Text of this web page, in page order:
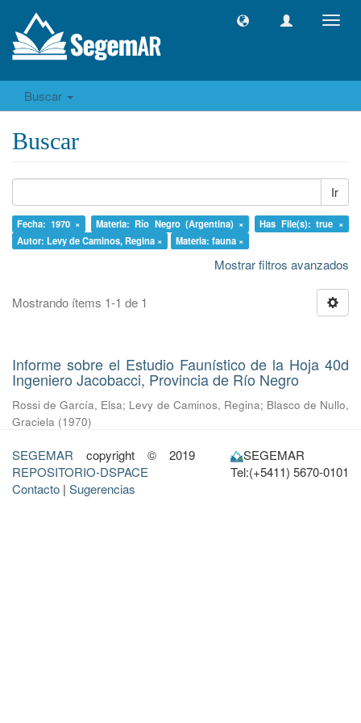
Buscar
Buscar
Ir
Fecha: 1970 × Materia: Río Negro (Argentina) ×
Has File(s): true ×
Autor: Levy de Caminos, Regina ×
Materia: fauna ×
Mostrar filtros avanzados
Mostrando ítems 1-1 de 1
Informe sobre el Estudio Faunístico de la Hoja 40d
Ingeniero Jacobacci, Provincia de Río Negro
Rossi de García, Elsa; Levy de Caminos, Regina; Blasco de Nullo,
Graciela (1970)
SEGEMAR copyright © 2019
REPOSITORIO-DSPACE
Contacto | Sugerencias
SEGEMAR
Tel:(+5411) 5670-0101